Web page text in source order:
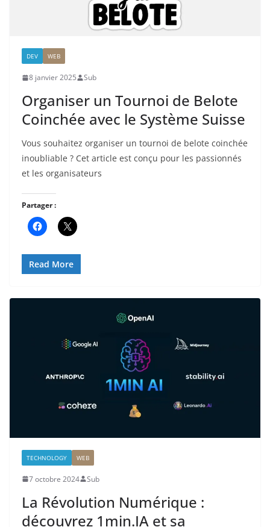
DEV WEB
8 janvier 2025 Sub
Organiser un Tournoi de Belote
Coinchée avec le Système Suisse
Vous souhaitez organiser un tournoi de belote coinchée
inoubliable ? Cet article est conçu pour les passionnés
et les organisateurs
Partager :
Read More
TECHNOLOGY WEB
7 octobre 2024 Sub
La Révolution Numérique :
découvrez 1min.IA et sa